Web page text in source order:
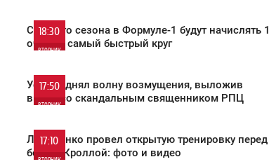
18:30
ВТОРНИК
С нового сезона в Формуле-1 будут начислять 1
очко за самый быстрый круг
17:50
ВТОРНИК
Усик поднял волну возмущения, выложив
видео со скандальным священником РПЦ
17:10
ВТОРНИК
Ломаченко провел открытую тренировку перед
боем с Кроллой: фото и видео